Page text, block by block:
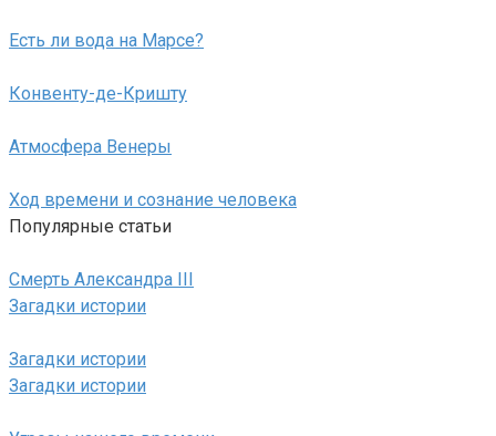
Есть ли вода на Марсе?
Конвенту-де-Кришту
Атмосфера Венеры
Ход времени и сознание человека
Популярные статьи
Смерть Александра III
Загадки истории
Загадки истории
Загадки истории